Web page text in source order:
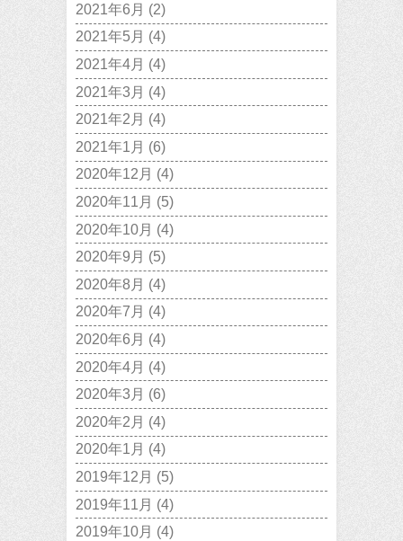
2021年6月 (2)
2021年5月 (4)
2021年4月 (4)
2021年3月 (4)
2021年2月 (4)
2021年1月 (6)
2020年12月 (4)
2020年11月 (5)
2020年10月 (4)
2020年9月 (5)
2020年8月 (4)
2020年7月 (4)
2020年6月 (4)
2020年4月 (4)
2020年3月 (6)
2020年2月 (4)
2020年1月 (4)
2019年12月 (5)
2019年11月 (4)
2019年10月 (4)